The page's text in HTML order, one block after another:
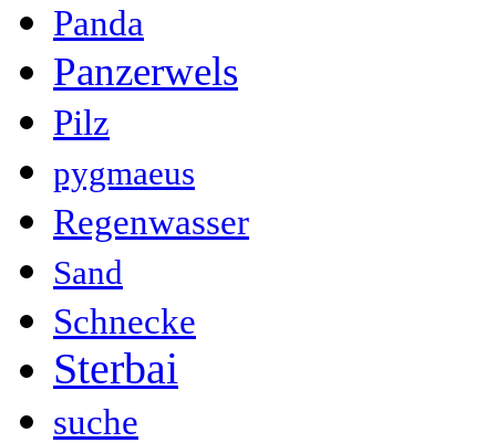
Panda
Panzerwels
Pilz
pygmaeus
Regenwasser
Sand
Schnecke
Sterbai
suche